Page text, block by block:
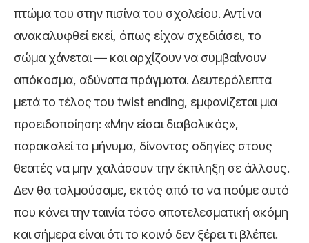
πτώμα του στην πισίνα του σχολείου. Αντί να
ανακαλυφθεί εκεί, όπως είχαν σχεδιάσει, το
σώμα χάνεται — και αρχίζουν να συμβαίνουν
απόκοσμα, αδύνατα πράγματα. Δευτερόλεπτα
μετά το τέλος του twist ending, εμφανίζεται μια
προειδοποίηση: «Μην είσαι διαβολικός»,
παρακαλεί το μήνυμα, δίνοντας οδηγίες στους
θεατές να μην χαλάσουν την έκπληξη σε άλλους.
Δεν θα τολμούσαμε, εκτός από το να πούμε αυτό
που κάνει την ταινία τόσο αποτελεσματική ακόμη
και σήμερα είναι ότι το κοινό δεν ξέρει τι βλέπει.